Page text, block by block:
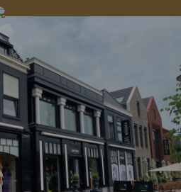
retourneren in
de winkel
Deskundig
winkeloppervlak